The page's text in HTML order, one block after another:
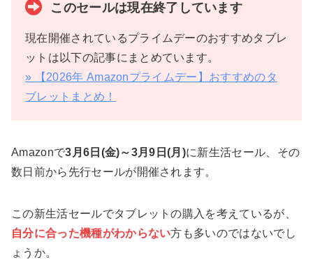
このセールは現在終了しています
現在開催されているプライムデーのおすすめタブレ
ットは以下の記事にまとめています。
» 【2026年 Amazonプライムデー】おすすめのタ
ブレットまとめ！
Amazonで3月6日(金)～3月9日(月)に新生活セール、その
数日前から先行セールが開催されます。
この新生活セールでタブレットの購入を考えているが、
自分に合った機種がわからない方も多いのではないでし
ょうか。